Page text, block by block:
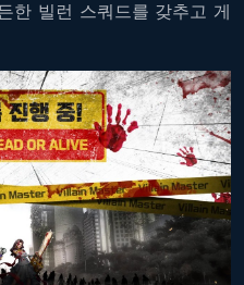
한 빌런 스쿼드를 갖추고 게